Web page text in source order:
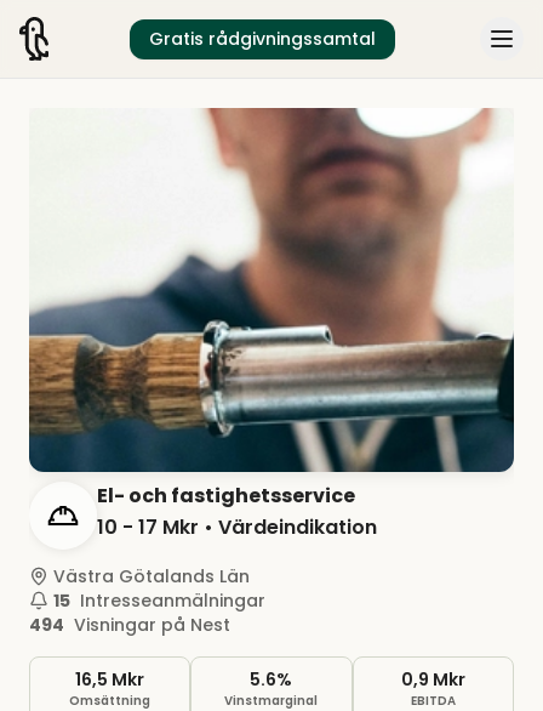
Gratis rådgivningssamtal
El- och fastighetsservice
10 - 17 Mkr • Värdeindikation
Västra Götalands Län
15 Intresseanmälningar
494 Visningar på Nest
16,5 Mkr
Omsättning
5.6%
Vinstmarginal
0,9 Mkr
EBITDA